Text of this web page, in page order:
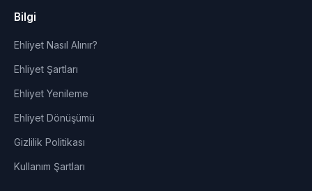
Bilgi
Ehliyet Nasıl Alınır?
Ehliyet Şartları
Ehliyet Yenileme
Ehliyet Dönüşümü
Gizlilik Politikası
Kullanım Şartları